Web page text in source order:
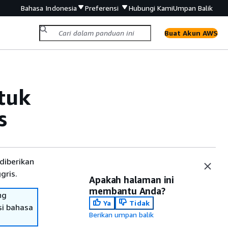
Bahasa Indonesia Preferensi Hubungi KamiUmpan Balik
Buat Akun AWS
bahasa
Apakah halaman ini
membantu Anda?
Ya
Tidak
Berikan umpan balik